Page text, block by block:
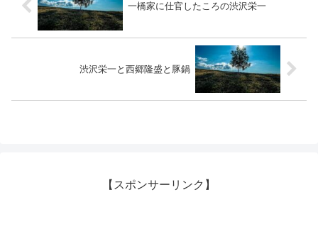
一橋家に仕官したころの渋沢栄一
渋沢栄一と西郷隆盛と豚鍋
【スポンサーリンク】